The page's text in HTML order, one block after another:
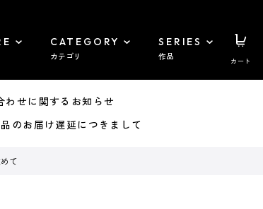
CATEGORY
カテゴリ
SERIES
作品 カート
せに関するお知らせ
お届け遅延につきまして
て